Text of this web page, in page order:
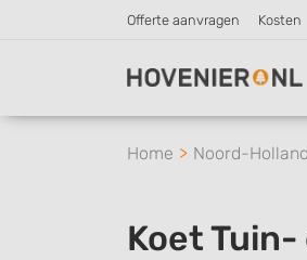
Offerte aanvragen Kosten
Home Noord-Holland
Koet